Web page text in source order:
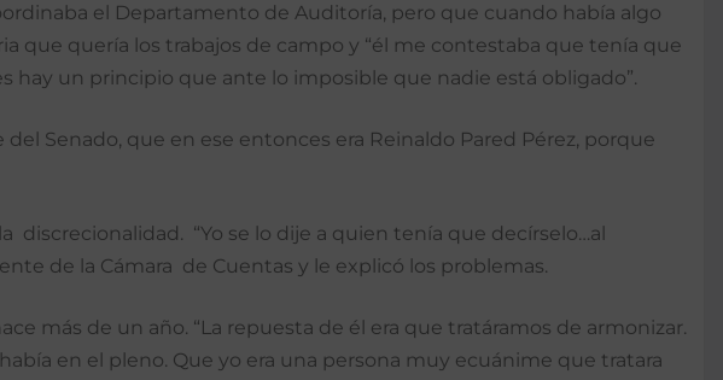
el Departamento de Auditoría, pero que cuando había algo
que quería los trabajos de campo y “él me contestaba que tenía que
un principio que ante lo imposible que nadie está obligado”.
Senado, que en ese entonces era Reinaldo Pared Pérez, porque
“Yo se lo dije a quien tenía que decírselo…al
de la Cámara de Cuentas y le explicó los problemas.
más de un año. “La repuesta de él era que tratáramos de armonizar.
en el pleno. Que yo era una persona muy ecuánime que tratara